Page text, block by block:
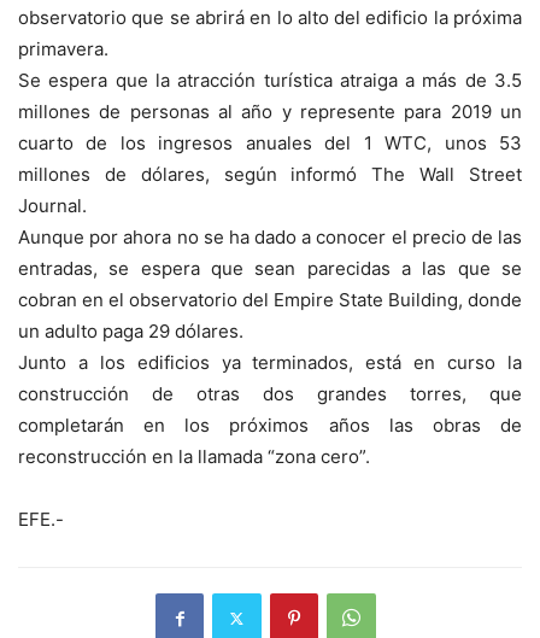
observatorio que se abrirá en lo alto del edificio la próxima
primavera.
Se espera que la atracción turística atraiga a más de 3.5
millones de personas al año y represente para 2019 un
cuarto de los ingresos anuales del 1 WTC, unos 53
millones de dólares, según informó The Wall Street
Journal.
Aunque por ahora no se ha dado a conocer el precio de las
entradas, se espera que sean parecidas a las que se
cobran en el observatorio del Empire State Building, donde
un adulto paga 29 dólares.
Junto a los edificios ya terminados, está en curso la
construcción de otras dos grandes torres, que
completarán en los próximos años las obras de
reconstrucción en la llamada “zona cero”.
EFE.-